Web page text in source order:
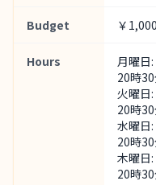
Budget ￥
Hours
月曜日
20時
火曜日
20時
水曜日
20時
木曜日
20時